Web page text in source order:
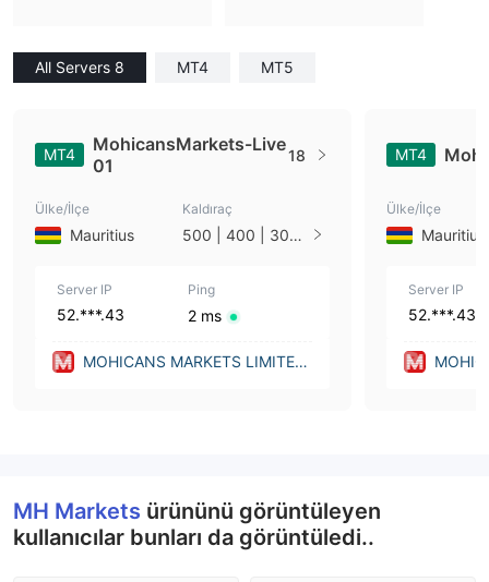
All Servers 8 MT4 MT5
MT4
MohicansMarkets-Live
01
18
Ülke/İlçe
Mauritius
Kaldıraç
500 | 400 | 300 |
Server IP
52.***.43
Ping
2 ms
MOHICANS MARKETS LIMITED
MT4
Ülke/İlçe
Mauritius
Server IP
52.***.43
MH Markets ürününü görüntüleyen
kullanıcılar bunları da görüntüledi..